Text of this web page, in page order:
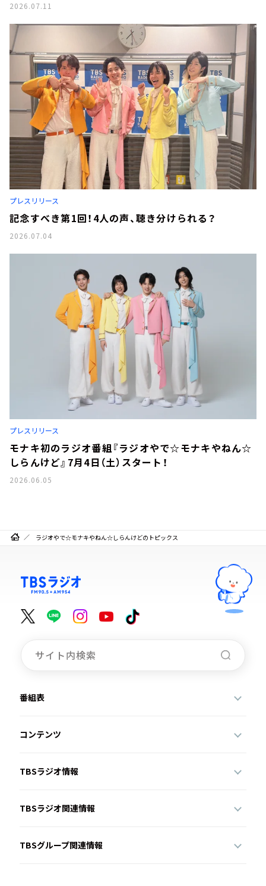
2026.07.11
プレスリリース
記念すべき第1回！4人の声、聴き分けられる？
2026.07.04
プレスリリース
モナキ初のラジオ番組『ラジオやで☆モナキやねん☆
しらんけど』7月4日（土）スタート！
2026.06.05
ラジオやで☆モナキやねん☆しらんけどのトピックス
番組表
コンテンツ
TBSラジオ情報
TBSラジオ関連情報
TBSグループ関連情報